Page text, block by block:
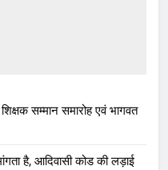
सम्मान समारोह एवं भागवत
है, आदिवासी कोड की लड़ाई